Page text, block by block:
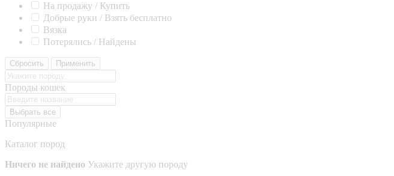
На продажу / Купить
Добрые руки / Взять бесплатно
Вязка
Потерялись / Найдены
Сбросить Применить
Породы кошек
Выбрать все
Популярные
Каталог пород
Ничего не найдено Укажите другую породу